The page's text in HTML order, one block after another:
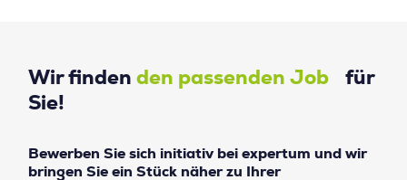
Wir finden den passenden Job für
Sie!
Bewerben Sie sich initiativ bei expertum und wir
bringen Sie ein Stück näher zu Ihrer